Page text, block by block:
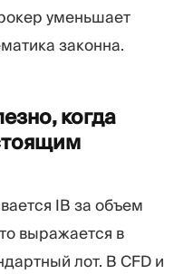
уменьшает
законна.
когда
IB за объем
выражается в
лот. В CFD и